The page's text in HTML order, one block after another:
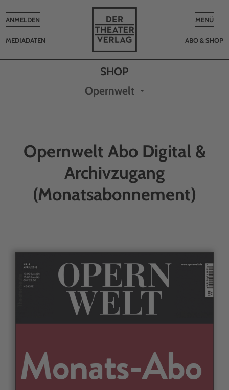
Toggle
MENÜ
ABO & SHOP
MEDIADATEN
Toggle
navigation
ANMELDEN
Opernwelt
Opernwelt Abo Digital &
Archivzugang
(Monatsabonnement)